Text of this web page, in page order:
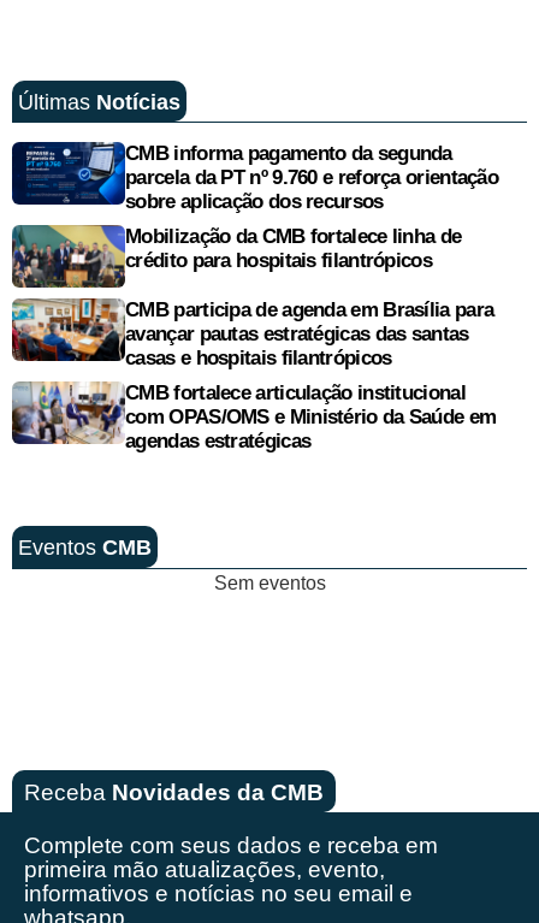
Últimas Notícias
CMB informa pagamento da segunda
parcela da PT nº 9.760 e reforça orientação
sobre aplicação dos recursos
Mobilização da CMB fortalece linha de
crédito para hospitais filantrópicos
CMB participa de agenda em Brasília para
avançar pautas estratégicas das santas
casas e hospitais filantrópicos
CMB fortalece articulação institucional
com OPAS/OMS e Ministério da Saúde em
agendas estratégicas
Eventos CMB
Sem eventos
Receba Novidades da CMB
Complete com seus dados e receba em
primeira mão atualizações, evento,
informativos e notícias no seu email e
whatsapp.